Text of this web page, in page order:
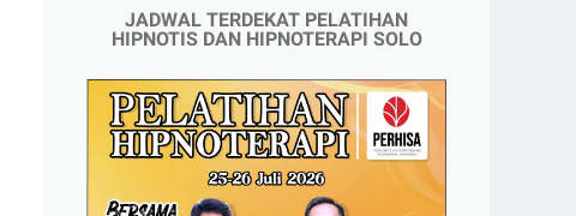
JADWAL TERDEKAT PELATIHAN
HIPNOTIS DAN HIPNOTERAPI SOLO